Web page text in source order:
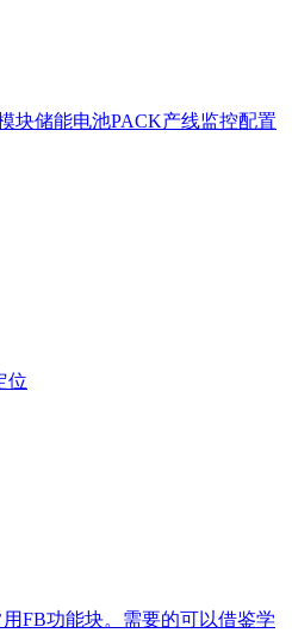
块储能电池PACK产线监控配置
位
FB功能块。需要的可以借鉴学